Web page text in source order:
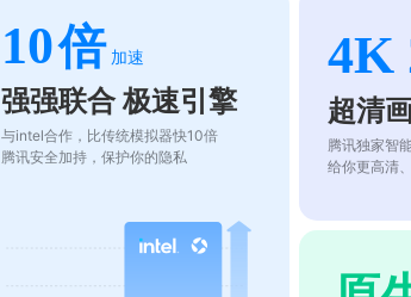
10倍 加速
强强联合 极速引擎
与intel合作，比传统模拟器快10倍
腾讯安全加持，保护你的隐私
4K
超清
腾讯独家智
给你更高清